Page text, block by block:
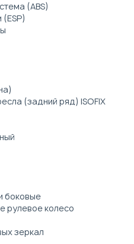
(ABS)
(задний ряд) ISOFIX
боковые
рулевое колесо
зеркал